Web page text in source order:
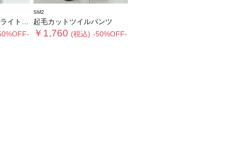
ケット
SM2
起毛カットツイルパンツ
￥1,760 (税込) -50%OFF-